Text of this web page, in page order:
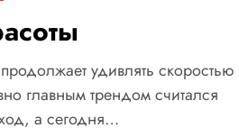
удивлять скоростью
главным трендом считался
а сегодня…